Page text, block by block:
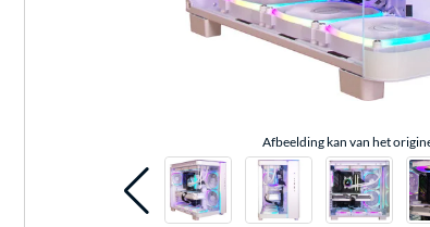
Afbeelding kan van het